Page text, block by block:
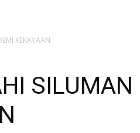
KEKAYAAN
SILUMAN